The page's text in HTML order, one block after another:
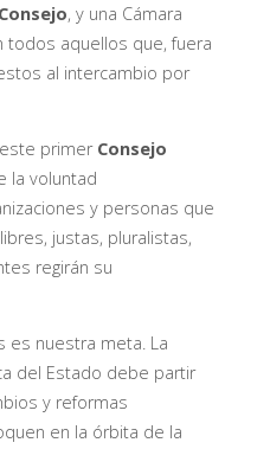
Consejo, y una Cámara
todos aquellos que, fuera
al intercambio por
primer Consejo
la voluntad
y personas que
justas, pluralistas,
regirán su
es nuestra meta. La
del Estado debe partir
y reformas
en la órbita de la